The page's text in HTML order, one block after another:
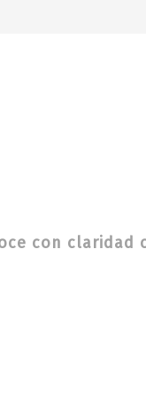
con claridad